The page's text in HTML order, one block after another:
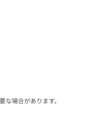
場合があります。